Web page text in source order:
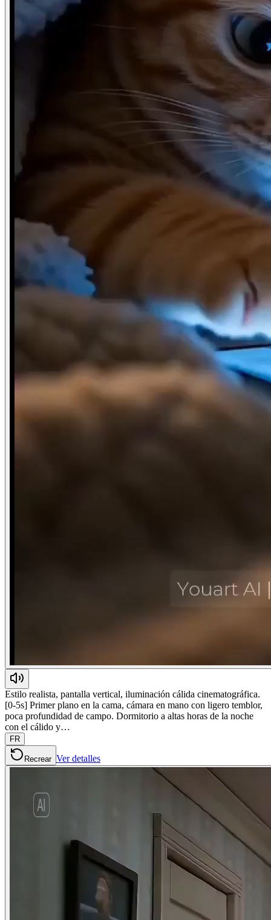
Estilo realista, pantalla vertical, iluminación cálida cinematográfica.
[0-5s] Primer plano en la cama, cámara en mano con ligero temblor,
poca profundidad de campo. Dormitorio a altas horas de la noche
con el cálido y…
FR
Recrear Ver detalles